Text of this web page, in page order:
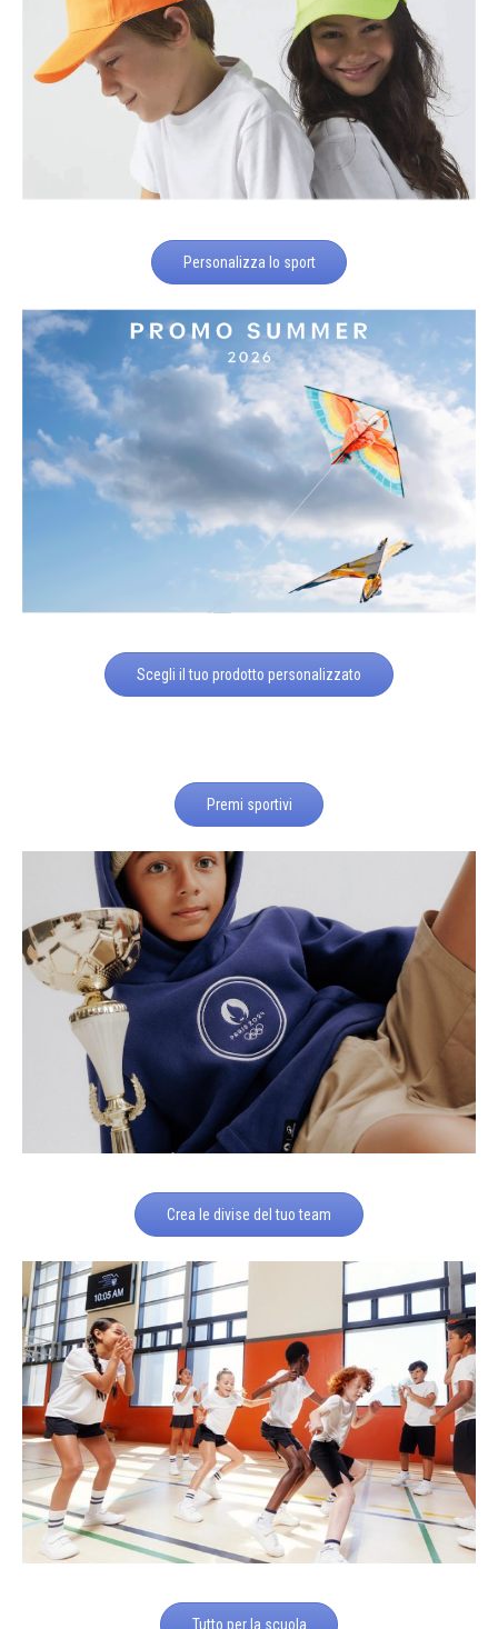
Personalizza lo sport
Scegli il tuo prodotto personalizzato
Premi sportivi
Crea le divise del tuo team
Tutto per la scuola